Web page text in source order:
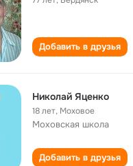
Добавить в друзья
Николай Яценко
18 лет, Моховое
Моховская школа
Добавить в друзья